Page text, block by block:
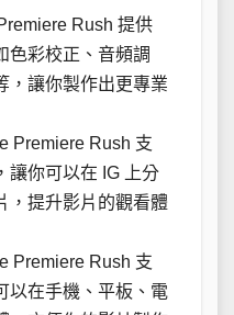
Rush 提供
色彩校正、音頻調
，讓你製作出更專業
Premiere Rush 支
讓你可以在 IG 上分
，提升影片的觀看體
Premiere Rush 支
以在手機、平板、電